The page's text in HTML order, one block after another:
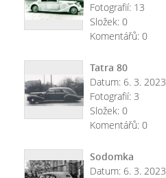
Fotografií: 13
Složek: 0
Komentářů: 0
Tatra 80
Datum: 6. 3. 2023
Fotografií: 3
Složek: 0
Komentářů: 0
Sodomka
Datum: 6. 3. 2023